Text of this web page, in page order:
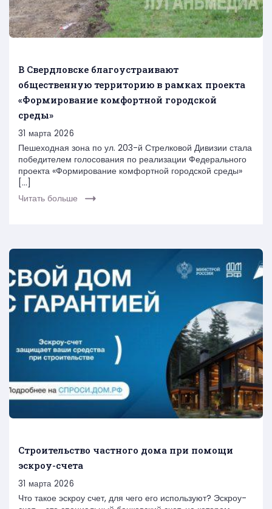
В Свердловске благоустраивают
общественную территорию в рамках проекта
«Формирование комфортной городской
среды»
31 марта 2026
Пешеходная зона по ул. 203-й Стрелковой Дивизии стала
победителем голосования по реализации Федерального
проекта «Формирование комфортной городской среды»
[…]
Читать больше
Строительство частного дома при помощи
эcкроу-счета
31 марта 2026
Что такое эскроу счет, для чего его используют? Эскроу-